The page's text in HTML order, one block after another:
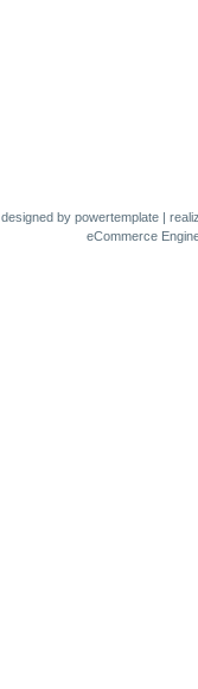
designed by powertemplate|
eCommerce